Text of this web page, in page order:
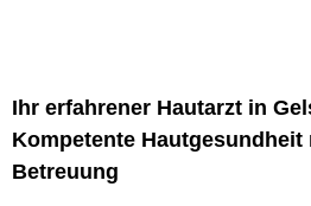
Ihr erfahrener Hautarzt in
Kompetente
Betreuung